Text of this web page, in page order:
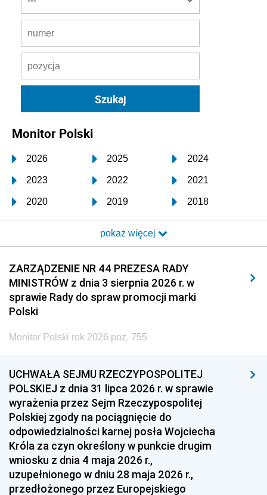
Monitor Polski
2026 2025 2024
2023 2022 2021
2020 2019 2018
2017 2016 2015
2014 2013 2012
2011 2010 2009
2008 2007 2006
2005
1996 1995 1994
1993 1992 1991
1990 1989
1987 1986 1985
1984 1983
1981 1980 1979
pokaż więcej
ZARZĄDZENIE NR 44 PREZESA RADY
MINISTRÓW z dnia 3 sierpnia 2026 r. w
sprawie Rady do spraw promocji marki
Polski
Monitor Polski rok 2026 poz. 755
UCHWAŁA SEJMU RZECZYPOSPOLITEJ
POLSKIEJ z dnia 31 lipca 2026 r. w sprawie
wyrażenia przez Sejm Rzeczypospolitej
Polskiej zgody na pociągnięcie do
odpowiedzialności karnej posła Wojciecha
Króla za czyn określony w punkcie drugim
wniosku z dnia 4 maja 2026 r.,
uzupełnionego w dniu 28 maja 2026 r.,
przedłożonego przez Europejskiego